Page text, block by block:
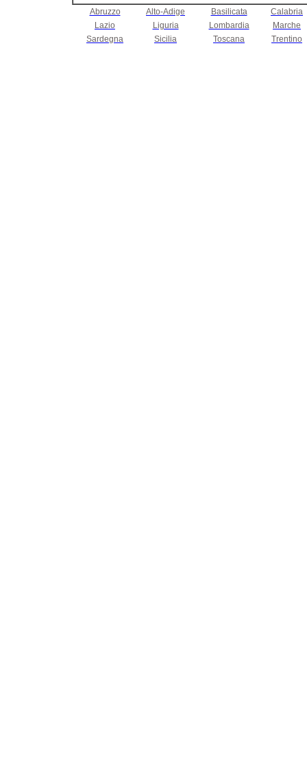
Abruzzo Alto-Adige Basilicata
Calabria
Lazio
Liguria Lombardia
Marche
Sardegna
Sicilia Toscana Trentino